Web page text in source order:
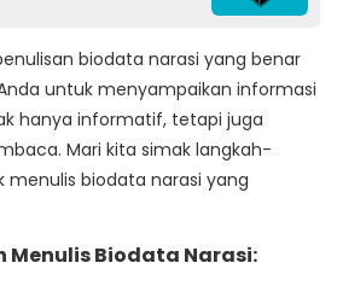
biodata narasi yang benar
untuk menyampaikan informasi
hanya informatif, tetapi juga
Mari kita simak langkah-
menulis biodata narasi yang
Biodata Narasi: